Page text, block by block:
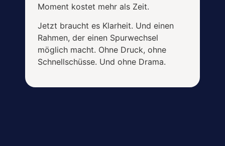
Moment kostet mehr als Zeit.
Jetzt braucht es Klarheit. Und einen
Rahmen, der einen Spurwechsel
möglich macht. Ohne Druck, ohne
Schnellschüsse. Und ohne Drama.